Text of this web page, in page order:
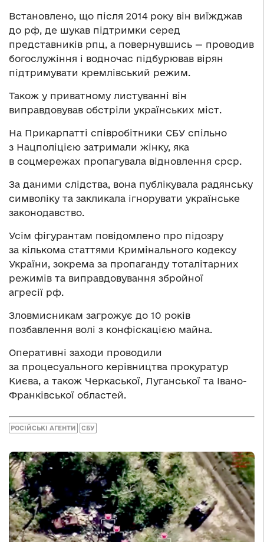
Встановлено, що після 2014 року він виїжджав
до рф, де шукав підтримки серед
представників рпц, а повернувшись — проводив
богослужіння і водночас підбурював вірян
підтримувати кремлівський режим.
Також у приватному листуванні він
виправдовував обстріли українських міст.
На Прикарпатті співробітники СБУ спільно
з Нацполіцією затримали жінку, яка
в соцмережах пропагувала відновлення срср.
За даними слідства, вона публікувала радянську
символіку та закликала ігнорувати українське
законодавство.
Усім фігурантам повідомлено про підозру
за кількома статтями Кримінального кодексу
України, зокрема за пропаганду тоталітарних
режимів та виправдовування збройної
агресії рф.
Зловмисникам загрожує до 10 років
позбавлення волі з конфіскацією майна.
Оперативні заходи проводили
за процесуального керівництва прокуратур
Києва, а також Черкаської, Луганської та Івано-
Франківської областей.
РОСІЙСЬКІ АГЕНТИ СБУ